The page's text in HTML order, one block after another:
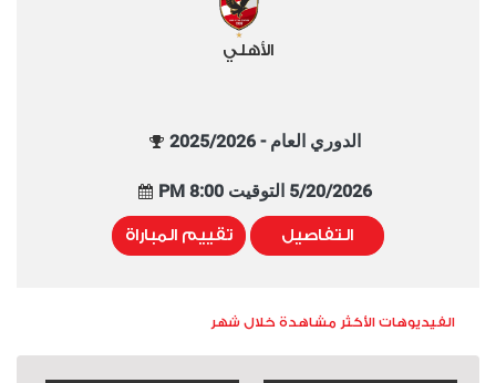
الأهلي
الدوري العام - 2025/2026
5/20/2026 التوقيت 8:00 PM
التفاصيل تقييم المباراة
الفيديوهات الأكثر مشاهدة خلال شهر